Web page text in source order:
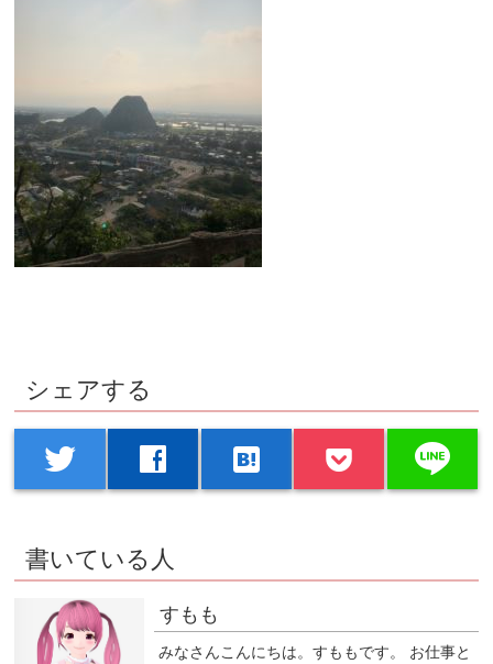
シェアする
twitter facebook hatenabookmark line
書いている人
すもも
みなさんこんにちは。すももです。 お仕事と